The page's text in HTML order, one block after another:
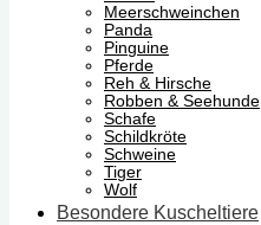
Meerschweinchen
Panda
Pinguine
Pferde
Reh & Hirsche
Robben & Seehunde
Schafe
Schildkröte
Schweine
Tiger
Wolf
Besondere Kuscheltiere